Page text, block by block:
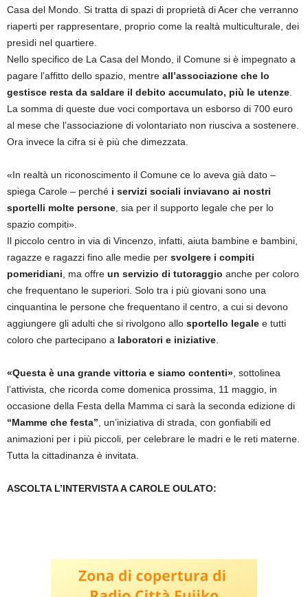
Casa del Mondo. Si tratta di spazi di proprietà di Acer che verranno
riaperti per rappresentare, proprio come la realtà multiculturale, dei
presìdi nel quartiere.
Nello specifico de La Casa del Mondo, il Comune si è impegnato a
pagare l’affitto dello spazio, mentre all’associazione che lo
gestisce resta da saldare il debito accumulato, più le utenze.
La somma di queste due voci comportava un esborso di 700 euro
al mese che l’associazione di volontariato non riusciva a sostenere.
Ora invece la cifra si è più che dimezzata.
«In realtà un riconoscimento il Comune ce lo aveva già dato –
spiega Carole – perché i servizi sociali inviavano ai nostri
sportelli molte persone, sia per il supporto legale che per lo
spazio compiti».
Il piccolo centro in via di Vincenzo, infatti, aiuta bambine e bambini,
ragazze e ragazzi fino alle medie per svolgere i compiti
pomeridiani, ma offre un servizio di tutoraggio anche per coloro
che frequentano le superiori. Solo tra i più giovani sono una
cinquantina le persone che frequentano il centro, a cui si devono
aggiungere gli adulti che si rivolgono allo sportello legale e tutti
coloro che partecipano a laboratori e iniziative.
«Questa è una grande vittoria e siamo contenti», sottolinea
l’attivista, che ricorda come domenica prossima, 11 maggio, in
occasione della Festa della Mamma ci sarà la seconda edizione di
“Mamme che festa”, un’iniziativa di strada, con gonfiabili ed
animazioni per i più piccoli, per celebrare le madri e le reti materne.
Tutta la cittadinanza è invitata.
ASCOLTA L’INTERVISTA A CAROLE OULATO: